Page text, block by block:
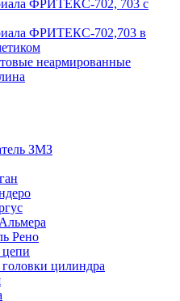
ФРИТЕКС-702, 703 с
ФРИТЕКС-702,703 в
неармированные
ЗМЗ
Рено
цилиндра